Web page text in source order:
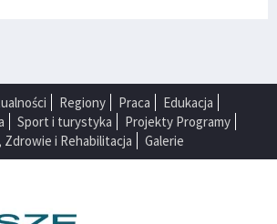
Regiony Praca
Edukacja
Sport i turystyka
Projekty Programy
Zdrowie i Rehabilitacja
Galerie